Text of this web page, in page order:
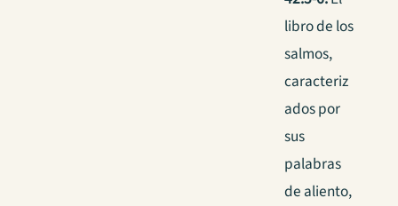
libro de los
salmos,
caracteriz
ados por
sus
palabras
de aliento,